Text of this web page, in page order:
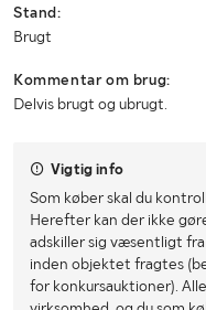
Stand:
Brugt
Kommentar om brug:
Delvis brugt og ubrugt.
Vigtig info
Som køber skal du
Herefter kan der ikke
adskiller sig væsentligt
inden objektet fragtes
for konkursauktioner).